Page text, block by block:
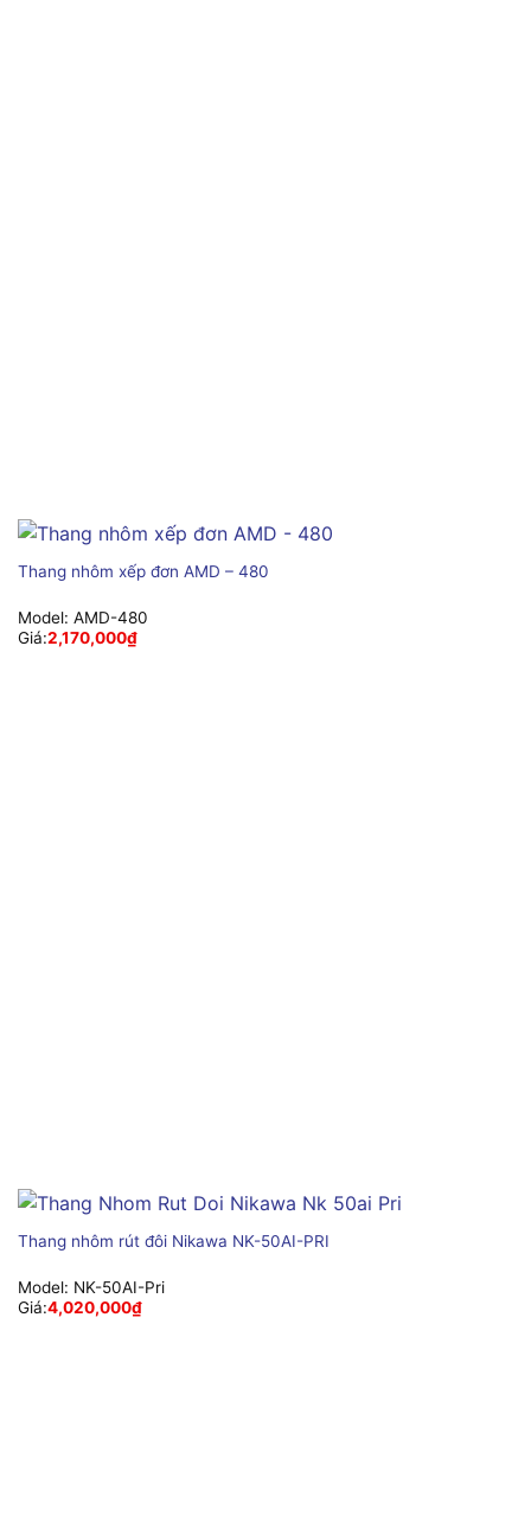
Thang nhôm xếp đơn AMD – 480
Model: AMD-480
Giá:2,170,000₫
Thang nhôm rút đôi Nikawa NK-50AI-PRI
Model: NK-50AI-Pri
Giá:4,020,000₫